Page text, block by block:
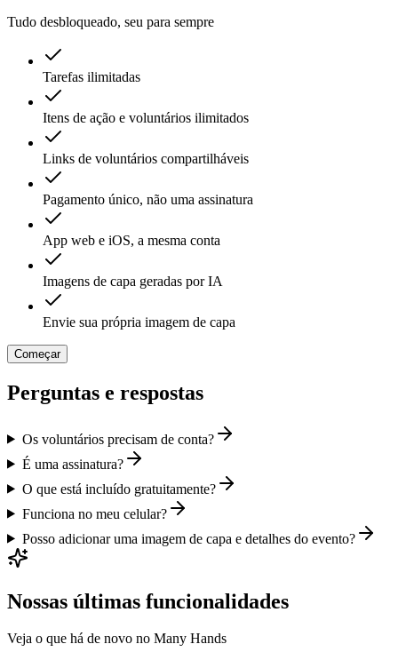
Tudo desbloqueado, seu para sempre
Tarefas ilimitadas
Itens de ação e voluntários ilimitados
Links de voluntários compartilháveis
Pagamento único, não uma assinatura
App web e iOS, a mesma conta
Imagens de capa geradas por IA
Envie sua própria imagem de capa
Começar
Perguntas e respostas
Os voluntários precisam de conta?
É uma assinatura?
O que está incluído gratuitamente?
Funciona no meu celular?
Posso adicionar uma imagem de capa e detalhes do evento?
Nossas últimas funcionalidades
Veja o que há de novo no Many Hands